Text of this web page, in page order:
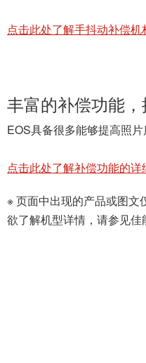
点击此处了解手抖动补偿
丰富的补偿功能
EOS具备很多能够提高照
点击此处了解补偿功能的详
※ 页面中出现的产品或图文
欲了解机型详情，请参见佳